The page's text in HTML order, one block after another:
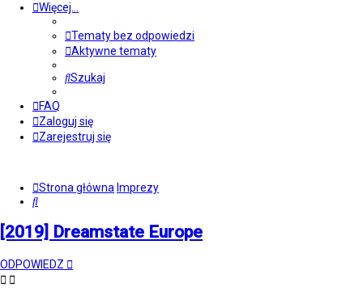
Więcej…
Tematy bez odpowiedzi
Aktywne tematy
Szukaj
FAQ
Zaloguj się
Zarejestruj się
Strona główna Imprezy
Szukaj
[2019] Dreamstate Europe
ODPOWIEDZ